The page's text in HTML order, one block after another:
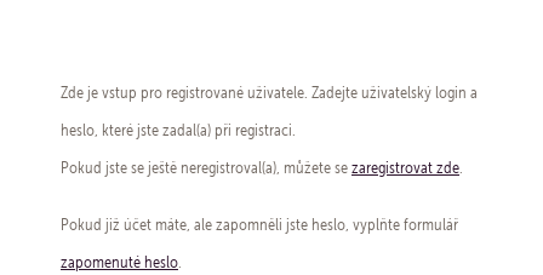
Zde je vstup pro registrované uživatele. Zadejte uživatelský login a
heslo, které jste zadal(a) při registraci.
Pokud jste se ještě neregistroval(a), můžete sezaregistrovat zde.
Pokud již účet máte, ale zapomněli jste heslo, vyplňte formulář
zapomenuté heslo.